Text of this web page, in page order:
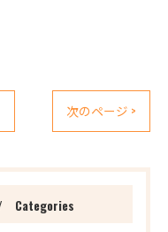
次のページ >
Categories